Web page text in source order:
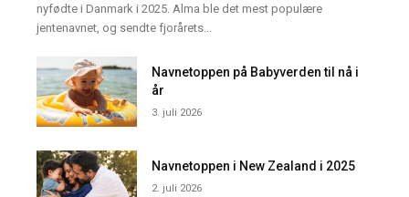
nyfødte i Danmark i 2025. Alma ble det mest populære
jentenavnet, og sendte fjorårets...
Navnetoppen på Babyverden til nå i
år
3. juli 2026
Navnetoppen i New Zealand i 2025
2. juli 2026